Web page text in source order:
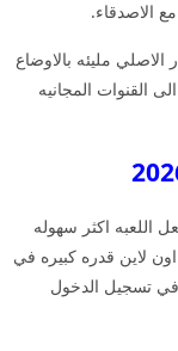
الاصدقاء.
مليئه بالاوضاع
القنوات المجانيه
اللعبه اكثر سهوله
لاين قدره كبيره في
في تسجيل الدخول